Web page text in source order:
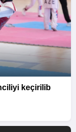
keçirilib